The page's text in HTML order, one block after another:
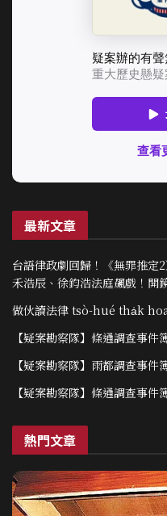
最新文章
台語律政劇回歸！《無罪推定
禾浩辰、徐鈞浩法庭飆戲！開
做伙讀法律 tsò-hué tha̍k
【疑案勘察隊】條通調查事件
【疑案勘察隊】雨都調查事件
【疑案勘察隊】條通調查事件
熱門文章